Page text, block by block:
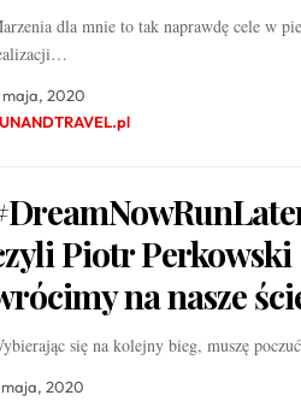
dla mnie to tak naprawdę cele w
2020
Piotr Perkowski
na nasze
się na kolejny bieg, muszę
2020